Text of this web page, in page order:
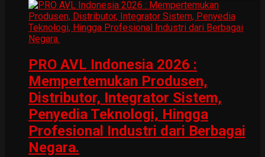
PRO AVL Indonesia 2026 :
Mempertemukan Produsen,
Distributor, Integrator Sistem,
Penyedia Teknologi, Hingga
Profesional Industri dari Berbagai
Negara.